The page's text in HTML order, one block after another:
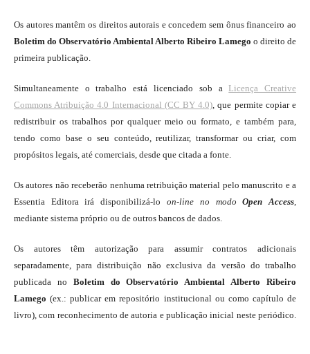
Os autores mantêm os direitos autorais e concedem sem ônus financeiro ao
Boletim do Observatório Ambiental Alberto Ribeiro Lamegoo direito de
primeira publicação.
Simultaneamente o trabalho está licenciado sob a Licença Creative
Commons Atribuição 4.0 Internacional (CC BY 4.0) , que permite copiar e
redistribuir os trabalhos por qualquer meio ou formato, e também para,
tendo como base o seu conteúdo, reutilizar, transformar ou criar, com
propósitos legais, até comerciais, desde que citada a fonte.
Os autores não receberão nenhuma retribuição material pelo manuscrito e a
Essentia Editora irá disponibilizá-lo on-line no modo Open Access
mediante sistema próprio ou de outros bancos de dados.
Os autores têm autorização para assumir contratos adicionais
separadamente, para distribuição não exclusiva da versão do trabalho
publicada no Boletim do Observatório Ambiental Alberto Ribeiro
Lamego (ex.: publicar em repositório institucional ou como capítulo de
livro), com reconhecimento de autoria e publicação inicial neste periódico.